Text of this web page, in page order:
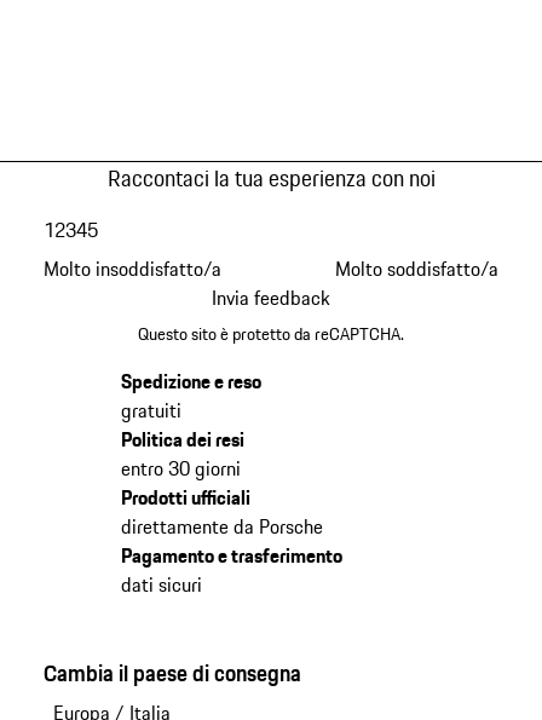
Raccontaci la tua esperienza con noi
Molto insoddisfatto/a
12345
Molto soddisfatto/a
Invia feedback
Questo sito è protetto da reCAPTCHA.
Spedizione e reso
gratuiti
Politica dei resi
entro 30 giorni
Prodotti ufficiali
direttamente da Porsche
Pagamento e trasferimento
dati sicuri
Cambia il paese di consegna
Europa / Italia